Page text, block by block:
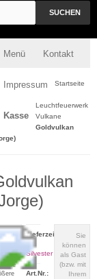
SUCHEN
Menü Kontakt
Impressum
Kasse
Startseite
Leuchtfeuerwerk
Vulkane
Goldvulkan
eine
Sie
können
als Gast
(bzw. mit
Ihrem
Lieferzeit:
zu
Silvester
Art.Nr.: